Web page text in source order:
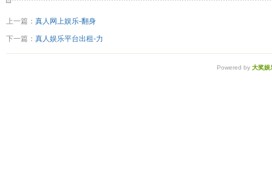
上一篇： 真人网上娱乐-翻身
下一篇： 真人娱乐平台出租-力
Powered by 大奖娱